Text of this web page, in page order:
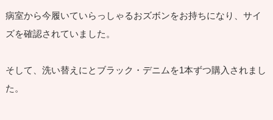
病室から今履いていらっしゃるおズボンをお持ちになり、サイ
ズを確認されていました。
そして、洗い替えにとブラック・デニムを1本ずつ購入されまし
た。